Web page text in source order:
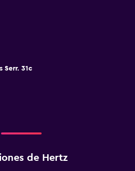
Serr. 31c
de Hertz